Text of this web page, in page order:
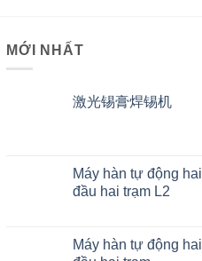
MỚI NHẤT
激光锡膏焊锡机
Máy hàn tự động hai
đầu hai trạm L2
Máy hàn tự động hai